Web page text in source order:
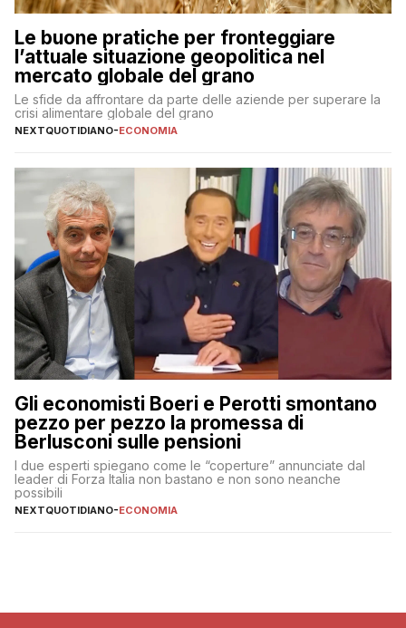
Le buone pratiche per fronteggiare
l’attuale situazione geopolitica nel
mercato globale del grano
Le sfide da affrontare da parte delle aziende per superare la
crisi alimentare globale del grano
NEXTQUOTIDIANO-ECONOMIA
Gli economisti Boeri e Perotti smontano
pezzo per pezzo la promessa di
Berlusconi sulle pensioni
I due esperti spiegano come le “coperture” annunciate dal
leader di Forza Italia non bastano e non sono neanche
possibili
NEXTQUOTIDIANO-ECONOMIA